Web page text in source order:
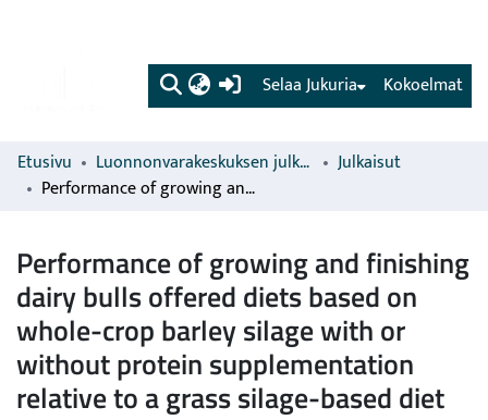
(current) Kokoelmat
Selaa Jukuria
Etusivu Luonnonvarakeskuksen julkaisut
Julkaisut
Performance of growing and finishing dairy bulls offered diets based on whole-crop barley silage with or without protein supplementation relative to a grass silage-based diet
Performance of growing and finishing
dairy bulls offered diets based on
whole-crop barley silage with or
without protein supplementation
relative to a grass silage-based diet